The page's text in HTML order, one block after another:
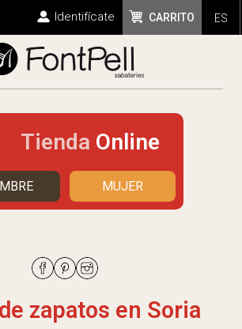
ES
CARRITO
Identifícate
Tienda Online
MUJER
zapatos en Soria